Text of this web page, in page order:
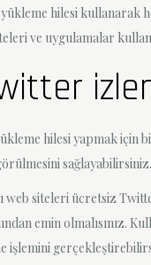
yükleme hilesi
ve uygulamalar
hilesi yapmak için
sağlayabilirsiniz.
siteleri ücretsiz
emin olmalısınız.
işlemini